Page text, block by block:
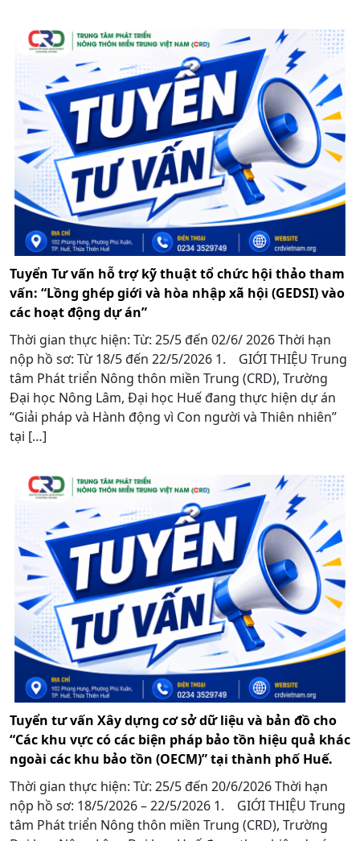
Tuyển Tư vấn hỗ trợ kỹ thuật tổ chức hội thảo tham
vấn: “Lồng ghép giới và hòa nhập xã hội (GEDSI) vào
các hoạt động dự án”
Thời gian thực hiện: Từ: 25/5 đến 02/6/ 2026 Thời hạn
nộp hồ sơ: Từ 18/5 đến 22/5/2026 1. GIỚI THIỆU Trung
tâm Phát triển Nông thôn miền Trung (CRD), Trường
Đại học Nông Lâm, Đại học Huế đang thực hiện dự án
“Giải pháp và Hành động vì Con người và Thiên nhiên”
tại […]
Tuyển tư vấn Xây dựng cơ sở dữ liệu và bản đồ cho
“Các khu vực có các biện pháp bảo tồn hiệu quả khác
ngoài các khu bảo tồn (OECM)” tại thành phố Huế.
Thời gian thực hiện: Từ: 25/5 đến 20/6/2026 Thời hạn
nộp hồ sơ: 18/5/2026 – 22/5/2026 1. GIỚI THIỆU Trung
tâm Phát triển Nông thôn miền Trung (CRD), Trường